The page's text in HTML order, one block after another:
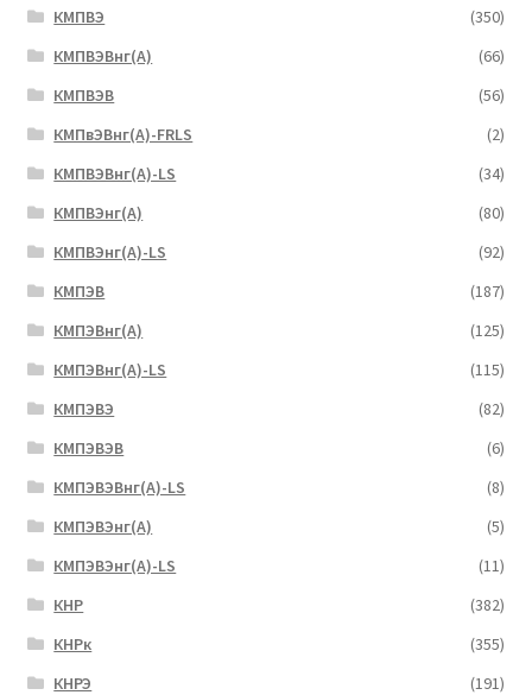
КМПВЭ
(350)
КМПВЭBнг(А)
(66)
КМПВЭВ
(56)
КМПвЭВнг(А)-FRLS
(2)
КМПВЭВнг(А)-LS
(34)
КМПВЭнг(А)
(80)
КМПВЭнг(А)-LS
(92)
КМПЭВ
(187)
КМПЭВнг(А)
(125)
КМПЭВнг(А)-LS
(115)
КМПЭВЭ
(82)
КМПЭВЭВ
(6)
КМПЭВЭВнг(А)-LS
(8)
КМПЭВЭнг(А)
(5)
КМПЭВЭнг(А)-LS
(11)
КНР
(382)
КНРк
(355)
КНРЭ
(191)